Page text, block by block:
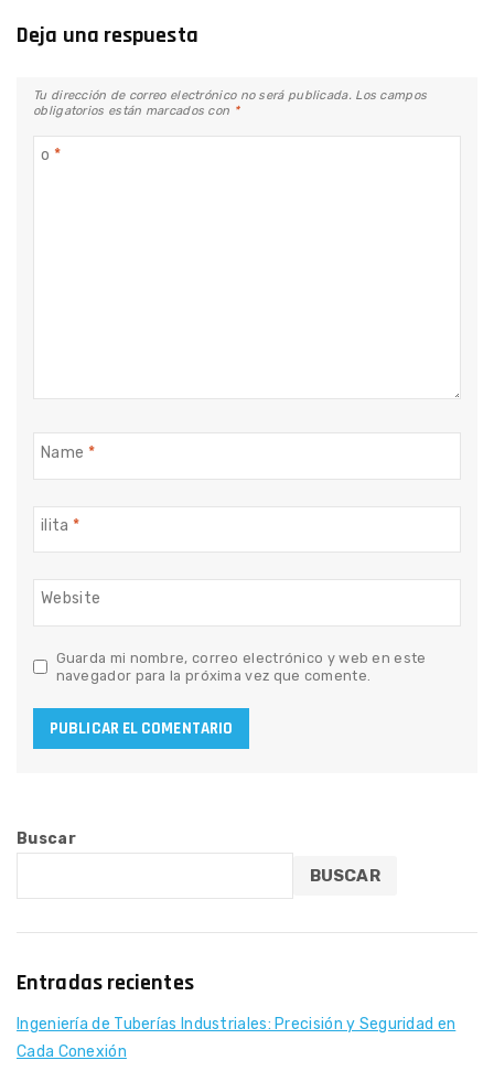
Deja una respuesta
Tu dirección de correo electrónico no será publicada. Los campos
obligatorios están marcados con *
o *
Name *
ilita *
Website
Guarda mi nombre, correo electrónico y web en este
navegador para la próxima vez que comente.
Buscar
BUSCAR
Entradas recientes
Ingeniería de Tuberías Industriales: Precisión y Seguridad en
Cada Conexión